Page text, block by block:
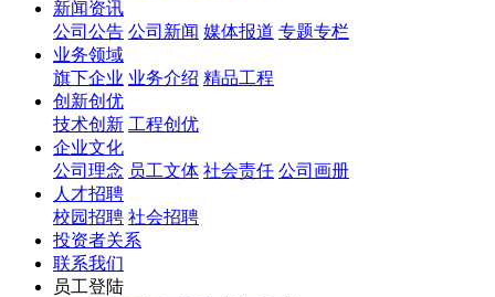
新闻资讯
公司公告 公司新闻 媒体报道 专题专栏
业务领域
旗下企业 业务介绍 精品工程
创新创优
技术创新 工程创优
企业文化
公司理念 员工文体 社会责任 公司画册
人才招聘
校园招聘 社会招聘
投资者关系
联系我们
员工登陆